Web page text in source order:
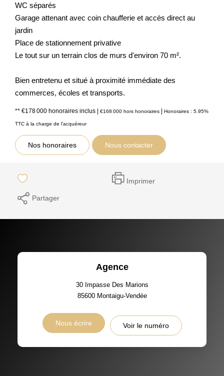
WC séparés
Garage attenant avec coin chaufferie et accès direct au
jardin
Place de stationnement privative
Le tout sur un terrain clos de murs d'environ 70 m².
Bien entretenu et situé à proximité immédiate des
commerces, écoles et transports.
** €178 000 honoraires inclus | €168 000 hors honoraires | Honoraires : 5.95%
TTC à la charge de l'acquéreur
Nos honoraires Nous contacter
Imprimer
Partager
Agence
30 Impasse Des Marions
85600 Montaigu-Vendée
Nous écrire Voir le numéro